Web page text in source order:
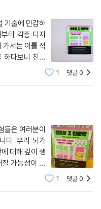
이 일상의 중심에 있다는 것입
진실인 것처럼 되돌아오는 것
릅니다. 사람들은 내 의견을
다란 에코챔버와 다르지 않겠
을 확인하고 크게 키우는 ‘확
미디어 마케팅을 중단했는지,
희망적인 움직임이 일어나고
이용 또는 이용 중단을 통해 그
해 보는 기회가 될 것이다.
하게 대처하는 방법
온 세상이 떠들썩했다. 챗GP
어디까지 대체할 것인지에
. 그런데 이러한 패턴은 사실
그러했고, 더 과거로 넘어가
꿀 것만 같은 기술이 등장했
봐야 할까? 저자는 이 책에서
술에 우리의 삶이 잠식당하지
기술에 민갑하
터 각종 디지
가서는 이를 적
하다보니 친해
관건이라고
1 댓글0
들은 여러분이
다. 우리 뇌가
대해 깊이 생
가능성이 커
1 댓글0